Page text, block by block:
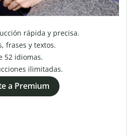
rápida y precisa.
frases y textos.
52 idiomas.
ilimitadas.
a Premium